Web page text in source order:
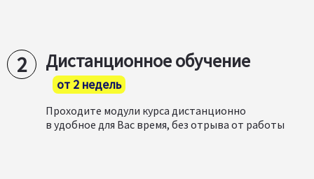
Дистанционное обучение
от 2 недель
Проходите модули курса дистанционно
в удобное для Вас время, без отрыва от работы